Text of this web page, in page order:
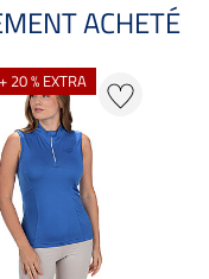
ACHETÉ
20 % EXTRA